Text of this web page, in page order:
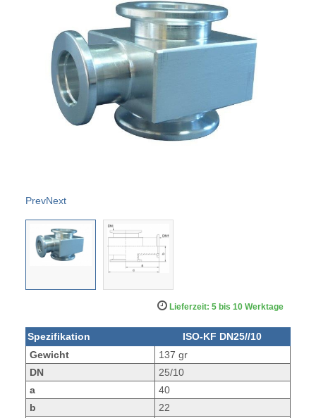
PrevNext
Lieferzeit: 5 bis 10 Werktage
Spezifikation
ISO-KF DN25//10
Gewicht
137 gr
DN
25/10
a
40
b
22